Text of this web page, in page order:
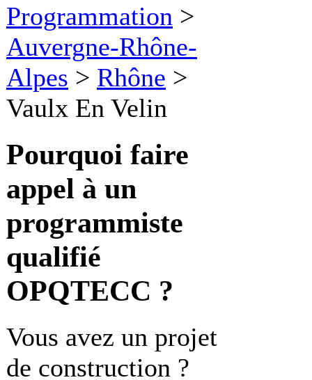
Programmation >
Auvergne-Rhône-
Alpes > Rhône >
Vaulx En Velin
Pourquoi faire
appel à un
programmiste
qualifié
OPQTECC ?
Vous avez un projet
de construction ?